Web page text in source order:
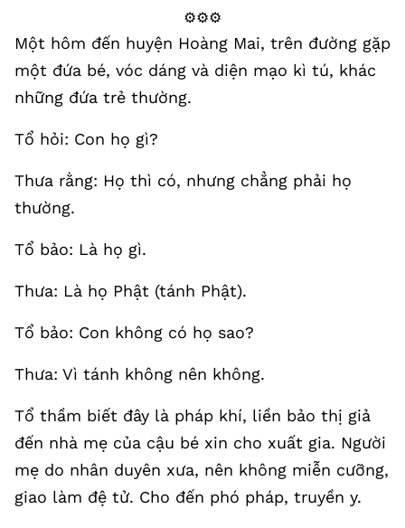
⚙️⚙️⚙️
Một hôm đến huyện Hoàng Mai, trên đường gặp
một đứa bé, vóc dáng và diện mạo kì tú, khác
những đứa trẻ thường.
Tổ hỏi: Con họ gì?
Thưa rằng: Họ thì có, nhưng chẳng phải họ
thường.
Tổ bảo: Là họ gì.
Thưa: Là họ Phật (tánh Phật).
Tổ bảo: Con không có họ sao?
Thưa: Vì tánh không nên không.
Tổ thầm biết đây là pháp khí, liền bảo thị giả
đến nhà mẹ của cậu bé xin cho xuất gia. Người
mẹ do nhân duyên xưa, nên không miễn cưỡng,
giao làm đệ tử. Cho đến phó pháp, truyền y.